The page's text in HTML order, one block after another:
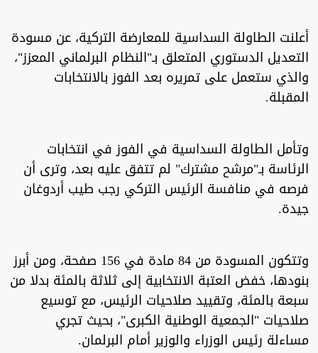
أعلنت الطاولة السداسية للمعارضة التركية، عن مسودة
التعديل الدستوري المتعلق بـ"النظام البرلماني المعزز"،
والذي ستعمل على تمريره بعد الفوز بالانتخابات
المقبلة.
وتأمل الطاولة السداسية في الفوز في انتخابات
الرئاسة بـ"مرشح مشترك" لم تتفق عليه بعد، وترى أن
فرصه في منافسة الرئيس التركي رجب طيب أردوغان
جيدة.
وتتكون المسودة من 84 مادة في 156 صفحة، ومن أبرز
بنودها، خفض العتبة الانتخابية إلى ثلاثة بالمئة بدلا من
سبعة بالمئة، وتقييد صلاحيات الرئيس، مع توسيع
صلاحيات "الجمعية الوطنية الكبرى"، بحيث تجري
مساءلة رئيس الوزراء والوزير أمام البرلمان.